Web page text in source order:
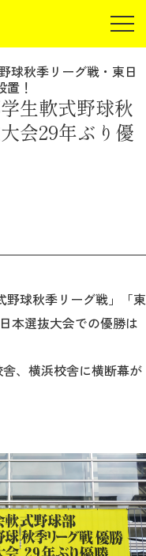
方
方
究者の方
JP EN
球秋季リーグ戦・東日
！
生軟式野球秋
会29年ぶり優
野球秋季リーグ戦」「東
本選抜大会での優勝は
、横浜校舎に横断幕が